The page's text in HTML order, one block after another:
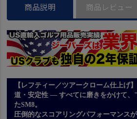
f
ス
普
靴
商品説明 商品レビュー
【レフティー／ツアークローム仕上げ
道・安定性 ― すべてに磨きをかけて
たSM8。
圧倒的なスコアリングパフォーマンス